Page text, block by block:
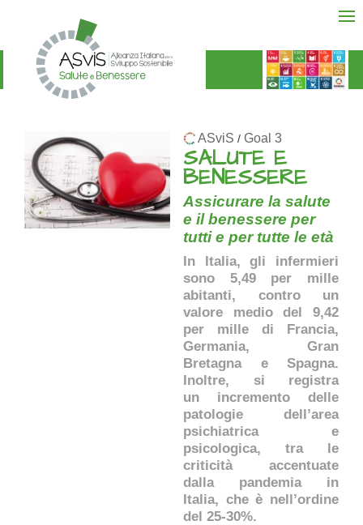
ASviS / Goal 3
SALUTE E
BENESSERE
Assicurare la salute
e il benessere per
tutti e per tutte le età
In Italia, gli infermieri
sono 5,49 per mille
abitanti, contro un
valore medio del 9,42
per mille di Francia,
Germania, Gran
Bretagna e Spagna.
Inoltre, si registra
un incremento delle
patologie dell’area
psichiatrica e
psicologica, tra le
criticità accentuate
dalla pandemia in
Italia, che è nell’ordine
del 25-30%.